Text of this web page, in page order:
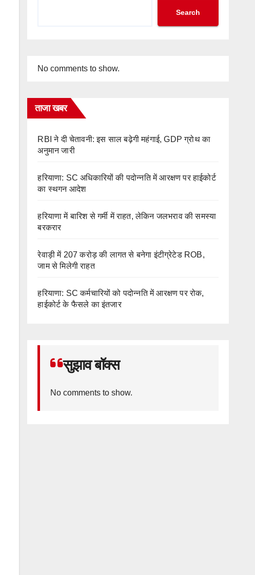
Search
No comments to show.
ताजा खबर
RBI ने दी चेतावनी: इस साल बढ़ेगी महंगाई, GDP ग्रोथ का
अनुमान जारी
हरियाणा: SC अधिकारियों की पदोन्नति में आरक्षण पर हाईकोर्ट
का स्थगन आदेश
हरियाणा में बारिश से गर्मी में राहत, लेकिन जलभराव की समस्या
बरकरार
रेवाड़ी में 207 करोड़ की लागत से बनेगा इंटीग्रेटेड ROB,
जाम से मिलेगी राहत
हरियाणा: SC कर्मचारियों को पदोन्नति में आरक्षण पर रोक,
हाईकोर्ट के फैसले का इंतजार
सुझाव बॉक्स
No comments to show.